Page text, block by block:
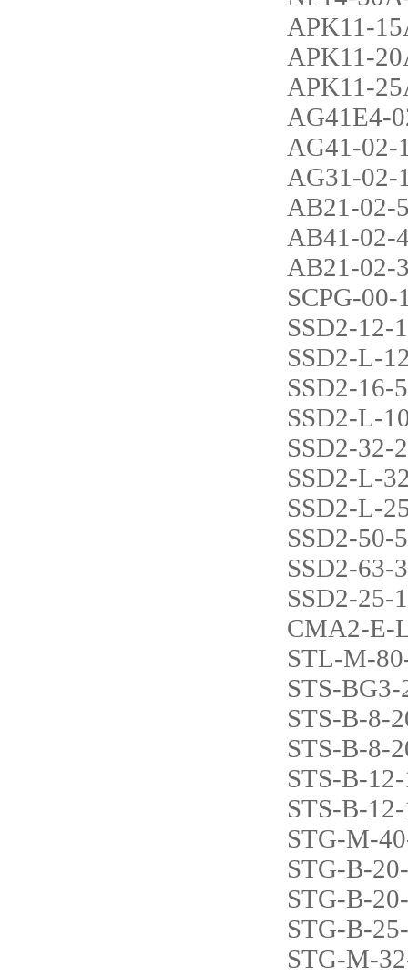
APK11-
APK11-
APK11-
AG41E4-
AG41-02-
AG31-02-
AB21-02-
AB41-02-
AB21-02-
SCPG-
SSD2-12-
SSD2-L-
SSD2-16-
SSD2-L-
SSD2-32-
SSD2-L-
SSD2-L-
SSD2-50-
SSD2-63-
SSD2-25-
CMA2-E-
STL-M-
STS-
STS-B-8-
STS-B-8-
STS-B-
STS-B-
STG-M-
STG-B-
STG-B-
STG-B-
STG-M-